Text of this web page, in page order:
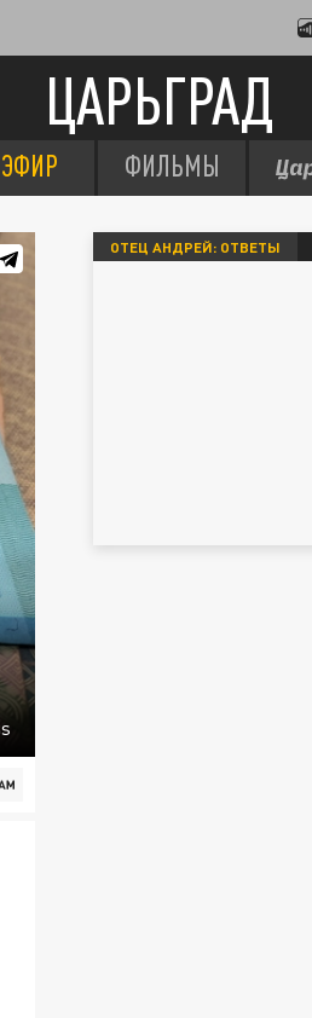
ЦАРЬГРАД
ЭФИР ФИЛЬМЫ
ОТЕЦ АНДРЕЙ: ОТВЕТЫ